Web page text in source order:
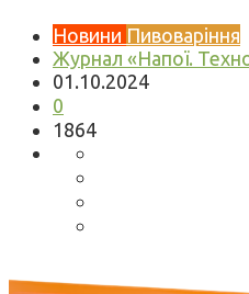
Новини Пивоваріння
Журнал «Напої.
01.10.2024
0
1864